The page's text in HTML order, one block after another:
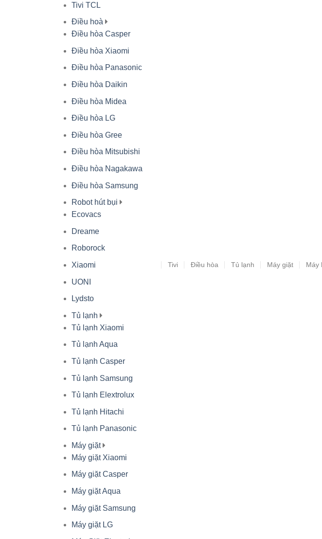
Tivi TCL
Điều hoà
Điều hòa Casper
Điều hòa Xiaomi
Điều hòa Panasonic
Điều hòa Daikin
Điều hòa Midea
Điều hòa LG
Điều hòa Gree
Điều hòa Mitsubishi
Điều hòa Nagakawa
Điều hòa Samsung
Robot hút bụi
Ecovacs
Dreame
Roborock
Xiaomi
UONI
Lydsto
Tủ lạnh
Tủ lạnh Xiaomi
Tủ lạnh Aqua
Tủ lạnh Casper
Tủ lạnh Samsung
Tủ lạnh Elextrolux
Tủ lạnh Hitachi
Tủ lạnh Panasonic
Máy giặt
Máy giặt Xiaomi
Máy giặt Casper
Máy giặt Aqua
Máy giặt Samsung
Máy giặt LG
Tivi Điều hòa Tủ lạnh Máy giặt Máy